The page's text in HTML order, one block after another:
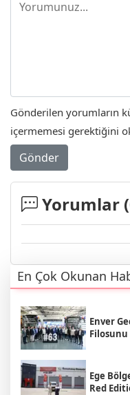
Gönderilen yorumların
içermemesi gerektiğini
Gönder
Yorumlar (
En Çok Okunan
Enver
Ege
Red